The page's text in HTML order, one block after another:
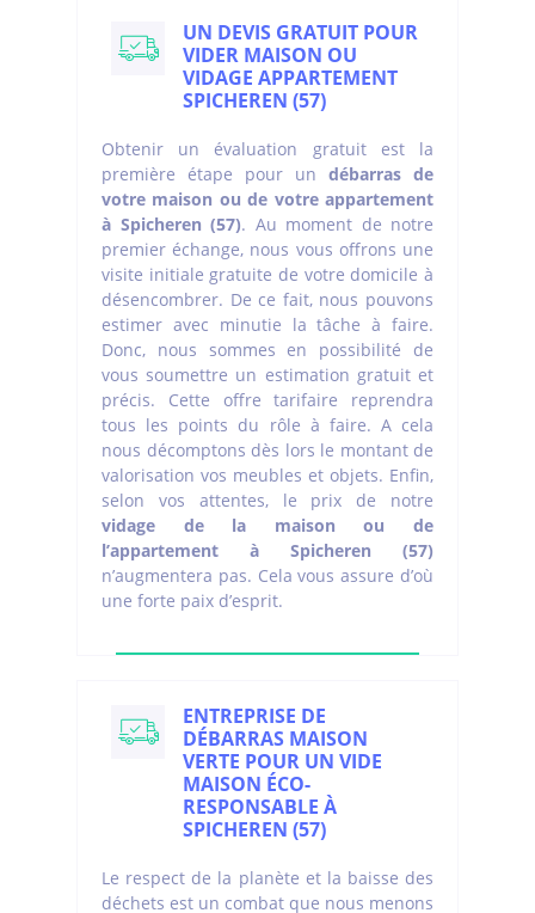
UN DEVIS GRATUIT POUR
VIDER MAISON OU
VIDAGE APPARTEMENT
SPICHEREN (57)
Obtenir un évaluation gratuit est la
première étape pour un débarras de
votre maison ou de votre appartement
à Spicheren (57). Au moment de notre
premier échange, nous vous offrons une
visite initiale gratuite de votre domicile à
désencombrer. De ce fait, nous pouvons
estimer avec minutie la tâche à faire.
Donc, nous sommes en possibilité de
vous soumettre un estimation gratuit et
précis. Cette offre tarifaire reprendra
tous les points du rôle à faire. A cela
nous décomptons dès lors le montant de
valorisation vos meubles et objets. Enfin,
selon vos attentes, le prix de notre
vidage de la maison ou de
l’appartement à Spicheren (57)
n’augmentera pas. Cela vous assure d’où
une forte paix d’esprit.
ENTREPRISE DE
DÉBARRAS MAISON
VERTE POUR UN VIDE
MAISON ÉCO-
RESPONSABLE À
SPICHEREN (57)
Le respect de la planète et la baisse des
déchets est un combat que nous menons